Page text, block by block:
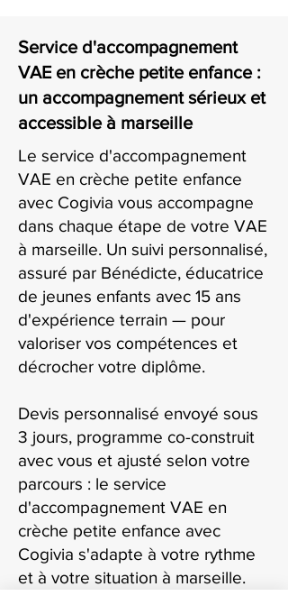
Service d'accompagnement
VAE en crèche petite enfance :
un accompagnement sérieux et
accessible à marseille
Le service d'accompagnement
VAE en crèche petite enfance
avec Cogivia vous accompagne
dans chaque étape de votre VAE
à marseille. Un suivi personnalisé,
assuré par Bénédicte, éducatrice
de jeunes enfants avec 15 ans
d'expérience terrain — pour
valoriser vos compétences et
décrocher votre diplôme.
Devis personnalisé envoyé sous
3 jours, programme co-construit
avec vous et ajusté selon votre
parcours : le service
d'accompagnement VAE en
crèche petite enfance avec
Cogivia s'adapte à votre rythme
et à votre situation à marseille.